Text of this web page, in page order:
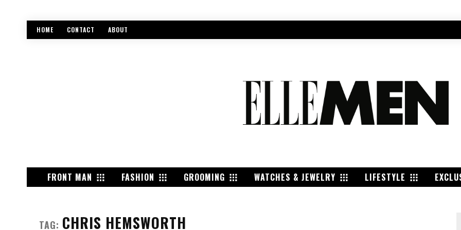
HOME CONTACT ABOUT
FRONT MAN FASHION GROOMING WATCHES & JEWELRY LIFESTYLE
TAG: CHRIS HEMSWORTH